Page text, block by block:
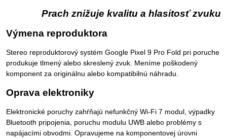
Prach znižuje kvalitu a hlasitosť zvuku
Výmena reproduktora
Stereo reproduktorový systém Google Pixel 9 Pro Fold pri poruche
produkuje tlmený alebo skreslený zvuk. Meníme poškodený
komponent za originálnu alebo kompatibilnú náhradu.
Oprava elektroniky
Elektronické poruchy zahŕňajú nefunkčný Wi-Fi 7 modul, výpadky
Bluetooth pripojenia, poruchu modulu UWB alebo problémy s
napájacími obvodmi. Opravujeme na komponentovej úrovni